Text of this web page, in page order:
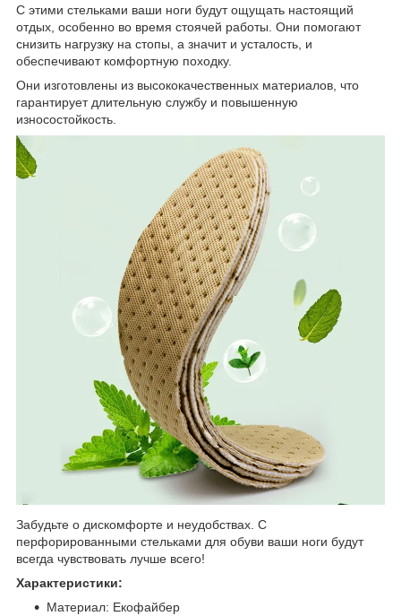
С этими стельками ваши ноги будут ощущать настоящий
отдых, особенно во время стоячей работы. Они помогают
снизить нагрузку на стопы, а значит и усталость, и
обеспечивают комфортную походку.
Они изготовлены из высококачественных материалов, что
гарантирует длительную службу и повышенную
износостойкость.
Забудьте о дискомфорте и неудобствах. С
перфорированными стельками для обуви ваши ноги будут
всегда чувствовать лучше всего!
Характеристики:
Материал: Екофайбер